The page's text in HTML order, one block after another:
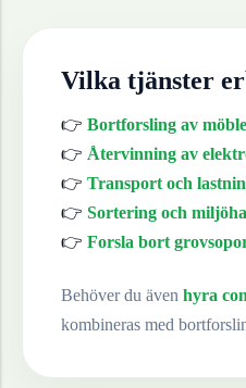
Vilka tjänster
👉 Bortforsling av
👉 Återvinning av
👉 Transport och
👉 Sortering och
👉 Forsla bort
Behöver du även hyra
kombineras med